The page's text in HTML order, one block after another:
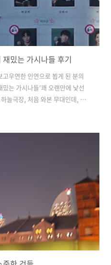
밌는 가시나들 후기
우연한 인연으로 뵙게 된 분의
는 가시나들’꽤 오랜만에 낯선
늘극장, 처음 와본 무대인데, 마
싶다. 원형의 무대 위에서 나이를
한 번쯤 우리 주변에서 본 듯도
가 없는데도 눈시울이 수시로 뜨
둘쯤 간직하지 않은 사람이 없다.
어머니가 살았을 시절의 아픔이
생각을 했더랬다. 그 시대가 그